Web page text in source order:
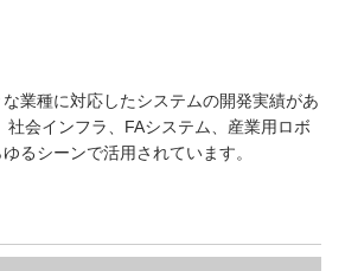
業種に対応したシステムの開発実績があ
社会インフラ、FAシステム、産業用ロボ
るシーンで活用されています。